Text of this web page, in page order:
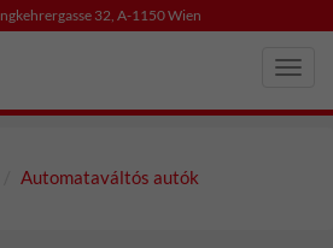
32, A-1150 Wien
Automataváltós autók